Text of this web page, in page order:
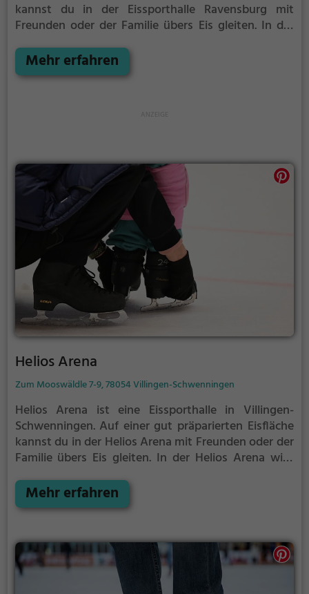
kannst du in der Eissporthalle Ravensburg mit
Freunden oder der Familie übers Eis gleiten. In der
ganze Familie geboten. Kleinere Kinder oder
Anfänger können sich mit Laufhilfen aufs Eis wagen.
Mehr erfahren
Helios Arena
Zum Mooswäldle 7-9, 78054 Villingen-Schwenningen
Helios Arena ist eine Eissporthalle in Villingen-
Schwenningen. Auf einer gut präparierten Eisfläche
kannst du in der Helios Arena mit Freunden oder der
Familie übers Eis gleiten. In der Helios Arena wird
Kinder oder Anfänger können sich mit Laufhilfen
aufs Eis wagen.
Mehr erfahren